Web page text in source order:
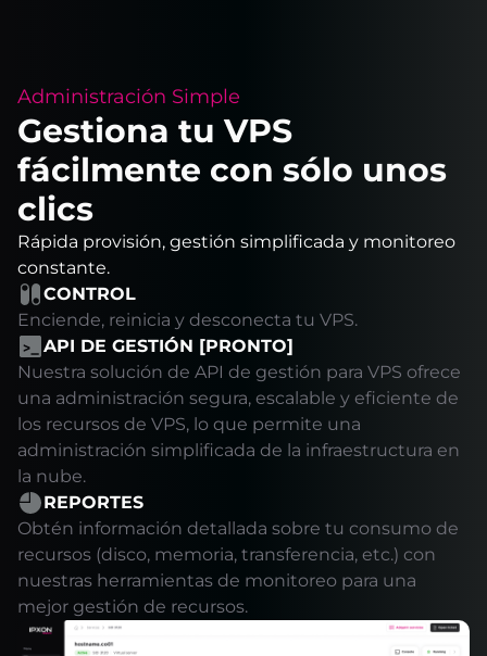
Administración Simple
Gestiona tu VPS
fácilmente con sólo unos
clics
Rápida provisión, gestión simplificada y monitoreo
constante.
CONTROL
Enciende, reinicia y desconecta tu VPS.
API DE GESTIÓN [PRONTO]
Nuestra solución de API de gestión para VPS ofrece
una administración segura, escalable y eficiente de
los recursos de VPS, lo que permite una
administración simplificada de la infraestructura en
la nube.
REPORTES
Obtén información detallada sobre tu consumo de
recursos (disco, memoria, transferencia, etc.) con
nuestras herramientas de monitoreo para una
mejor gestión de recursos.